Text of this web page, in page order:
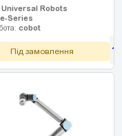
грн
Universal Robots
e-Series
cobot
Під замовлення 1